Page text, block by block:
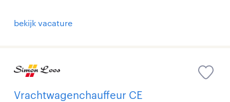
bekijk vacature
Vrachtwagenchauffeur CE